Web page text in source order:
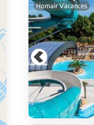
Homair Vacances